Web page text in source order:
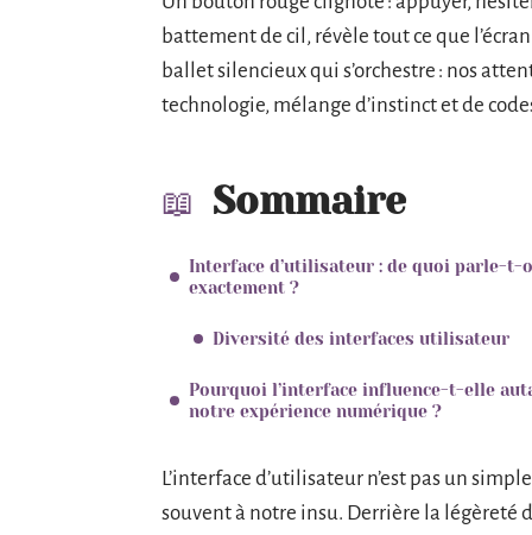
battement de cil, révèle tout ce que
ballet silencieux qui s’orchestre : nos
technologie, mélange d’instinct et de
Sommaire
Interface d’utilisateur : de quoi parle-t-
exactement ?
Diversité des interfaces utilisateur
Pourquoi l’interface influence-t-elle
notre expérience numérique ?
L’interface d’utilisateur n’est pas un
souvent à notre insu. Derrière la légèreté